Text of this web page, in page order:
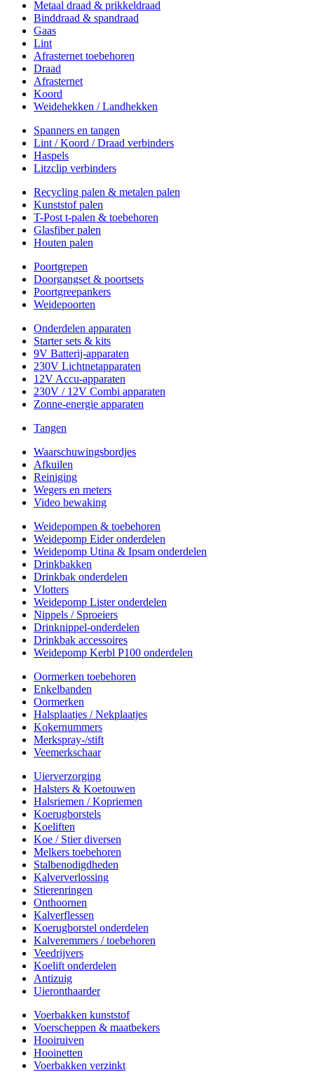
Metaal draad & prikkeldraad
Binddraad & spandraad
Gaas
Lint
Afrasternet toebehoren
Draad
Afrasternet
Koord
Weidehekken / Landhekken
Spanners en tangen
Lint / Koord / Draad verbinders
Haspels
Litzclip verbinders
Recycling palen & metalen palen
Kunststof palen
T-Post t-palen & toebehoren
Glasfiber palen
Houten palen
Poortgrepen
Doorgangset & poortsets
Poortgreepankers
Weidepoorten
Onderdelen apparaten
Starter sets & kits
9V Batterij-apparaten
230V Lichtnetapparaten
12V Accu-apparaten
230V / 12V Combi apparaten
Zonne-energie apparaten
Tangen
Waarschuwingsbordjes
Afkuilen
Reiniging
Wegers en meters
Video bewaking
Weidepompen & toebehoren
Weidepomp Eider onderdelen
Weidepomp Utina & Ipsam onderdelen
Drinkbakken
Drinkbak onderdelen
Vlotters
Weidepomp Lister onderdelen
Nippels / Sproeiers
Drinknippel-onderdelen
Drinkbak accessoires
Weidepomp Kerbl P100 onderdelen
Oormerken toebehoren
Enkelbanden
Oormerken
Halsplaatjes / Nekplaatjes
Kokernummers
Merkspray-/stift
Veemerkschaar
Uierverzorging
Halsters & Koetouwen
Halsriemen / Kopriemen
Koerugborstels
Koeliften
Koe / Stier diversen
Melkers toebehoren
Stalbenodigdheden
Kalververlossing
Stierenringen
Onthoornen
Kalverflessen
Koerugborstel onderdelen
Kalveremmers / toebehoren
Veedrijvers
Koelift onderdelen
Antizuig
Uieronthaarder
Voerbakken kunststof
Voerscheppen & maatbekers
Hooiruiven
Hooinetten
Voerbakken verzinkt